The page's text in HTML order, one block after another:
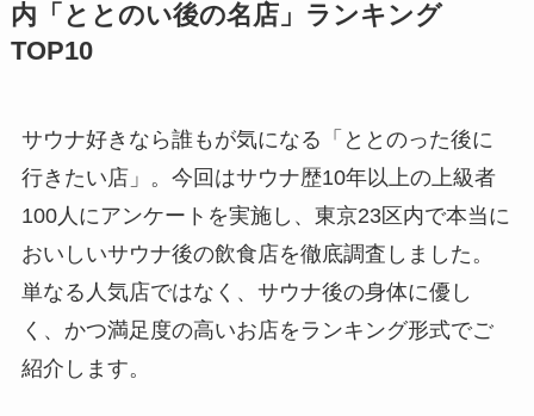
内「ととのい後の名店」ランキング
TOP10
サウナ好きなら誰もが気になる「ととのった後に
行きたい店」。今回はサウナ歴10年以上の上級者
100人にアンケートを実施し、東京23区内で本当に
おいしいサウナ後の飲食店を徹底調査しました。
単なる人気店ではなく、サウナ後の身体に優し
く、かつ満足度の高いお店をランキング形式でご
紹介します。